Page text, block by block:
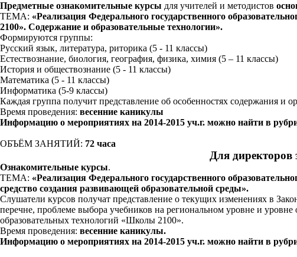
Предметные ознакомительные курсы для учителей и методистов
ТЕМА: «Реализация Федерального государственного
2100». Содержание и образовательные технологии».
Формируются группы:
Русский язык, литература, риторика (5 - 11 классы)
Естествознание, биология, география, физика, химия (5 – 11 классы)
История и обществознание (5 - 11 классы)
Математика (5 - 11 классы)
Информатика (5-9 классы)
Каждая группа получит представление об особенностях содержания
Время проведения: весенние каникулы
Информацию о мероприятиях на 2014-2015 уч.г. можно найти в
ОБЪЁМ ЗАНЯТИЙ: 72 часа
Для директоров
Ознакомительные курсы.
ТЕМА: «Реализация Федерального государственного
средство создания развивающей образовательной среды».
Слушатели курсов получат представление о текущих изменениях в
перечне, проблеме выбора учебников на региональном уровне и
образовательных технологий «Школы 2100».
Время проведения: весенние каникулы.
Информацию о мероприятиях на 2014-2015 уч.г. можно найти в